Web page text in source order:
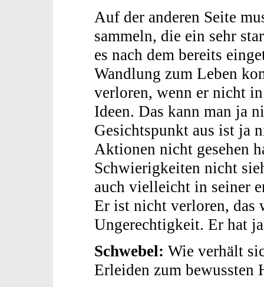
Auf der anderen Seite
sammeln, die ein sehr
es nach dem bereits
Wandlung zum Leben
verloren, wenn er nicht
Ideen. Das kann man ja
Gesichtspunkt aus ist ja
Aktionen nicht gesehen
Schwierigkeiten nicht
auch vielleicht in seiner
Er ist nicht verloren, das
Ungerechtigkeit. Er hat
Schwebel: Wie verhält
Erleiden zum bewussten